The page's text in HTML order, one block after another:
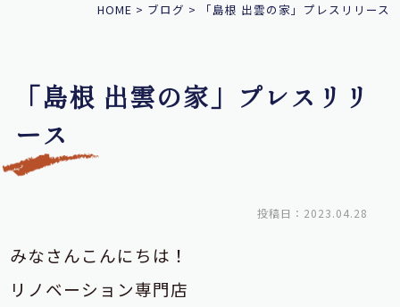
HOME > ブログ > 「島根 出雲の家」プレスリリース
「島根 出雲の家」プレスリリ
ース
投稿日：2023.04.28
みなさんこんにちは！
リノベーション専門店